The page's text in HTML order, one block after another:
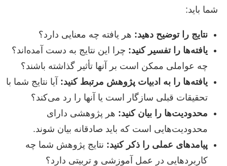
شما باید:
نتایج را توضیح دهید: هر یافته چه معنایی دارد؟
یافته‌ها را تفسیر کنید: چرا این نتایج به دست آمده‌اند؟
چه عواملی ممکن است بر آنها تأثیر گذاشته باشند؟
یافته‌ها را به ادبیات پژوهش مرتبط کنید: آیا نتایج شما با
تحقیقات قبلی سازگار است یا آنها را رد می‌کند؟
محدودیت‌ها را بیان کنید: هر پژوهشی دارای
محدودیت‌هایی است که باید صادقانه بیان شوند.
پیامدهای عملی را ذکر کنید: نتایج پژوهش شما چه
کاربردهایی در عمل آموزشی و تربیتی دارد؟